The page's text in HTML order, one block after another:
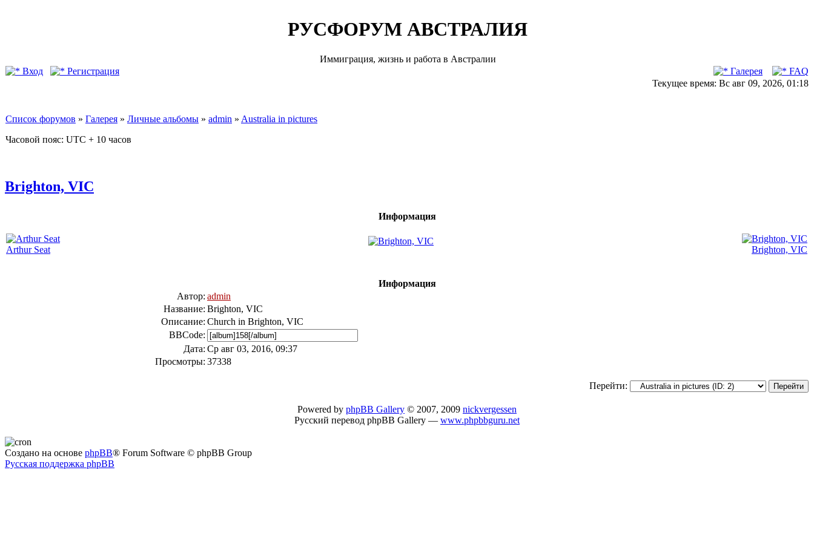
РУСФОРУМ АВСТРАЛИЯ
Иммиграция, жизнь и работа в Австралии
Вход
Регистрация Галерея
FAQ
Текущее время: Вс авг 09, 2026, 01:18
Список форумов » Галерея » Личные альбомы » admin » Australia in pictures
Часовой пояс: UTC + 10 часов
Brighton, VIC
Информация
Arthur Seat Brighton, VIC
Информация
Автор: admin
Название: Brighton, VIC
Описание: Church in Brighton, VIC
BBCode:
Дата: Ср авг 03, 2016, 09:37
Просмотры: 37338
Перейти:
Powered by phpBB Gallery © 2007, 2009 nickvergessen
Русский перевод phpBB Gallery — www.phpbbguru.net
Создано на основе phpBB® Forum Software © phpBB Group
Русская поддержка phpBB